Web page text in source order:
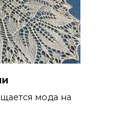
мода на